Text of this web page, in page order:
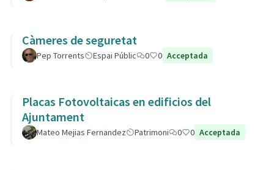
Càmeres de seguretat
Pep Torrents Espai Públic 0 0 Acceptada
Placas Fotovoltaicas en edificios del
Ajuntament
Mateo Mejias Fernandez Patrimoni 0 0 Acceptada